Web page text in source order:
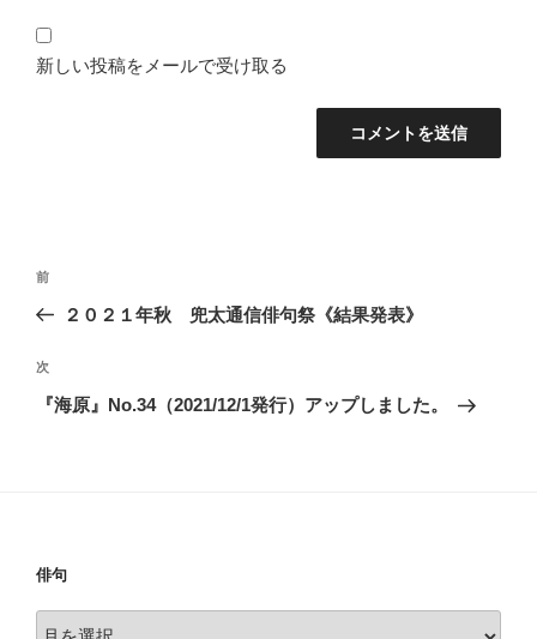
新しい投稿をメールで受け取る
投
ビ
ゲ
前
の
稿
前
２０２１年秋 兜太通信俳句祭《結果発表》
次
の
次
『海原』No.34（2021/12/1発行）アップしました。
俳句